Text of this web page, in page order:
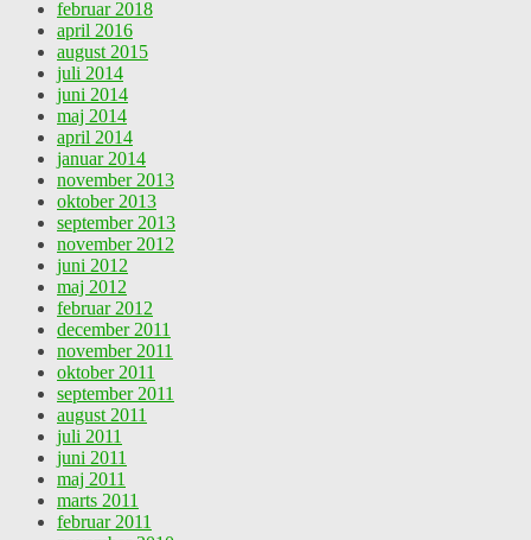
februar 2018
april 2016
august 2015
juli 2014
juni 2014
maj 2014
april 2014
januar 2014
november 2013
oktober 2013
september 2013
november 2012
juni 2012
maj 2012
februar 2012
december 2011
november 2011
oktober 2011
september 2011
august 2011
juli 2011
juni 2011
maj 2011
marts 2011
februar 2011